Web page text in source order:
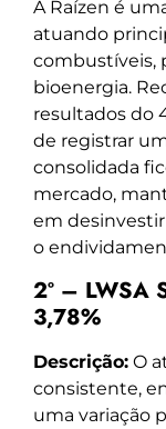
A Raízen é
atuando
combustíveis,
bioenergia.
resultados do
de registrar
consolidada
mercado,
em desinvestir
o
2º – LWSA
3,78%
Descrição: O
consistente,
uma variação